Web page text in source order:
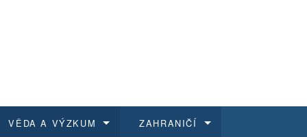
VĚDA A VÝZKUM ZAHRANIČÍ